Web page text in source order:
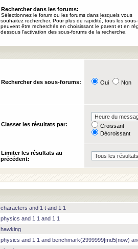
Rechercher dans les forums:
Sélectionnez le forum ou les forums dans lesquels vous
souhaitez rechercher. Pour plus de rapidité, tous les
peuvent être recherchés en choisissant le parent et en
dessous l’activation des sous-forums de la recherche.
Rechercher des sous-forums: Oui Non
Classer les résultats par:
Croissant
Décroissant
Limiter les résultats au
précédent:
characters and 1 t and 1 1
physics and 1 1 and 1 1
hawking
physics and 1 1 and benchmark(2999999|md5|now)